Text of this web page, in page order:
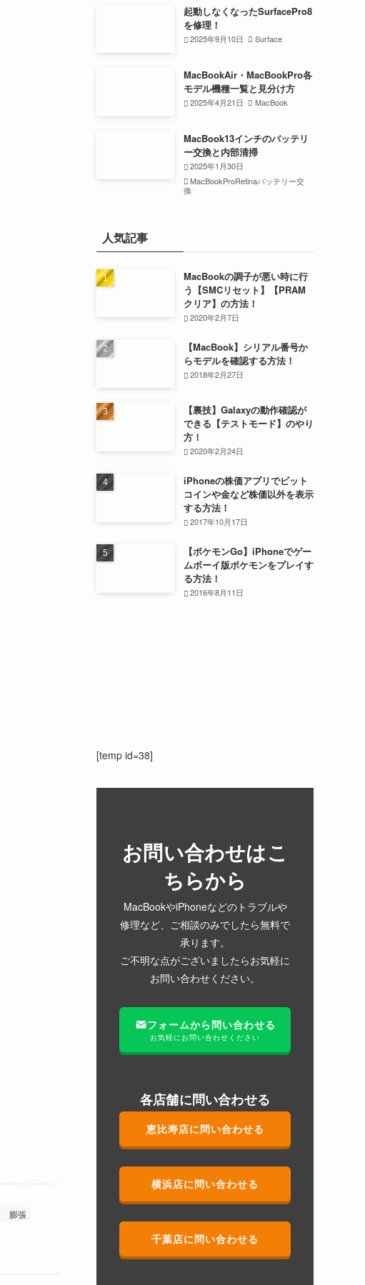
膨張
起動しなくなったSurfacePro8
を修理！
2025年9月10日 Surface
MacBookAir・MacBookPro各
モデル機種一覧と見分け方
2025年4月21日 MacBook
MacBook13インチのバッテリ
ー交換と内部清掃
2025年1月30日
MacBookProRetinaバッテリー交
換
人気記事
MacBookの調子が悪い時に行
う【SMCリセット】【PRAM
クリア】の方法！
2020年2月7日
【MacBook】シリアル番号か
らモデルを確認する方法！
2018年2月27日
【裏技】Galaxyの動作確認が
できる【テストモード】のやり
方！
2020年2月24日
iPhoneの株価アプリでビット
コインや金など株価以外を表示
する方法！
2017年10月17日
【ポケモンGo】iPhoneでゲー
ムボーイ版ポケモンをプレイす
る方法！
2016年8月11日
[temp id=38]
お問い合わせはこ
ちらから
MacBookやiPhoneなどのトラブルや
修理など、ご相談のみでしたら無料で
承ります。
ご不明な点がございましたらお気軽に
お問い合わせください。
フォームから問い合わせる
お気軽にお問い合わせください
各店舗に問い合わせる
恵比寿店に問い合わせる
横浜店に問い合わせる
千葉店に問い合わせる